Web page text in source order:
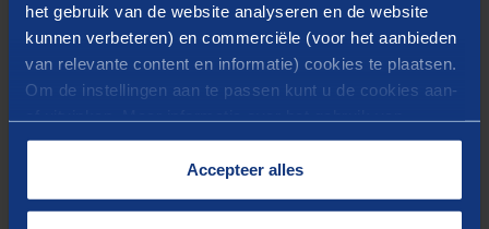
het gebruik van de website analyseren en de website
kunnen verbeteren) en commerciële (voor het aanbieden
van relevante content en informatie) cookies te plaatsen.
Om de instellingen aan te passen kunt u de cookies aan-
cookies op onze website treft u in onze
Accepteer alles